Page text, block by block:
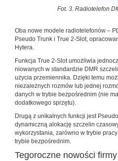
Fot. 3. Radiotelefon
Oba nowe modele radiotelefonów –
Pseudo Trunk i True 2-Slot,
Hytera.
Funkcja True 2-Slot umożliwia
niowanych w standardzie DMR
użycia przemiennika. Dzięki temu
niezależnych rozmów lub jednej
danych w trybie bezpośrednim (nie
dodatkowego sprzętu).
Drugą z unikalnych funkcji jest
dynamiczną alokację szczelin
wykorzystania, zarówno w trybie
trybie bezpośrednim.
Tegoroczne nowości